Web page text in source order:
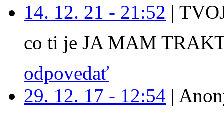
14. 12. 21 - 21:52 |
co ti je JA MAM
odpovedať
29. 12. 17 - 12:54 |